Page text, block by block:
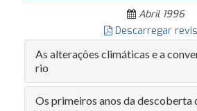
Abril 1996
Descarregar
As alterações climáticas e a
rio
Os primeiros anos da descoberta